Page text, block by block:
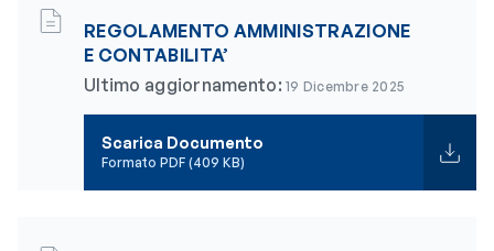
REGOLAMENTO AMMINISTRAZIONE
E CONTABILITA’
Ultimo aggiornamento:19 Dicembre 2025
Scarica Documento
Formato PDF (409 KB)